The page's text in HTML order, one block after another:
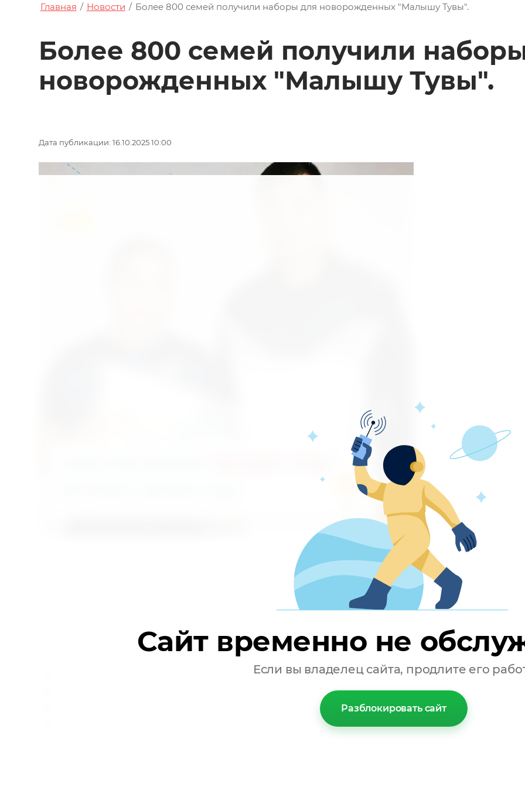
Главная / Новости / Более 800 семей получили наборы для новорожденных "Малышу Тувы".
Более 800 семей получили
новорожденных "Малышу Тувы".
Дата публикации: 16.10.2025 10:00
С начала 2025 года в Туве более 800 семей получили наборы для новорожденных "Малышу Тувы".
исполнение Послания Главы республики Владислава Ховалыга и направлен на поддержку молодых
Сайт временно не
Если вы владелец сайта, продлите его
Разблокировать сайт